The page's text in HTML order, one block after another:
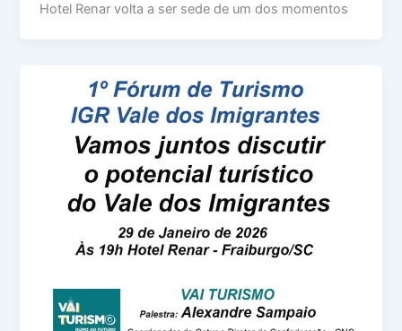
Hotel Renar volta a ser sede de um dos momentos